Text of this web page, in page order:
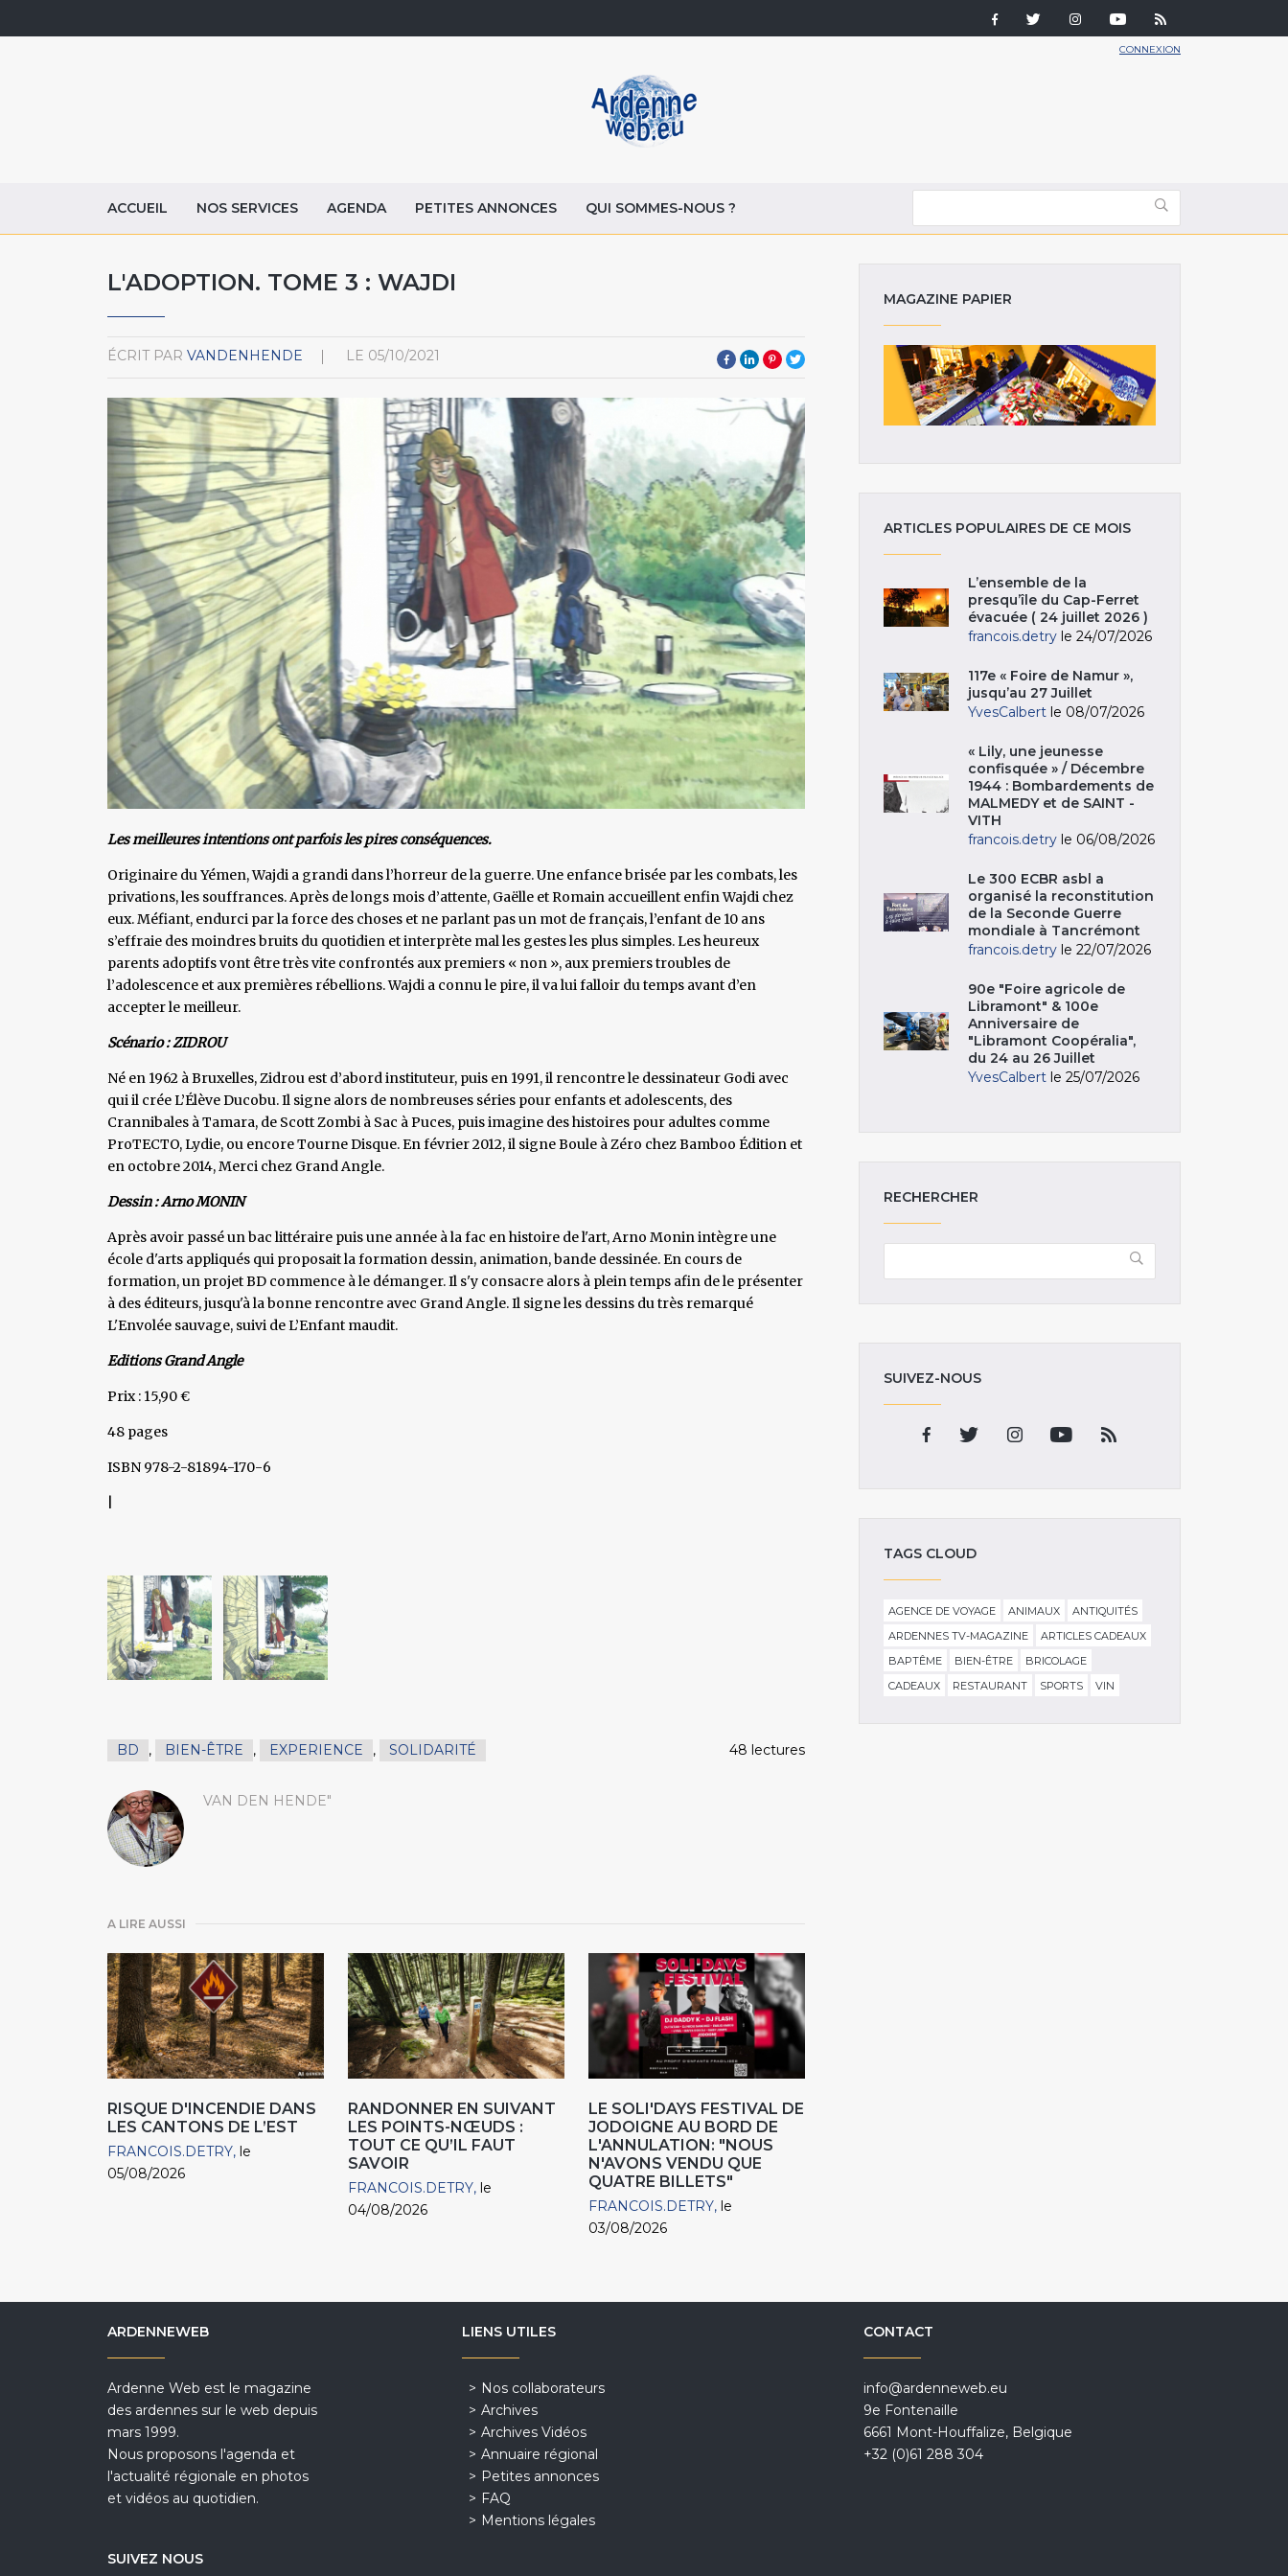
CONNEXION
ACCUEIL NOS SERVICES AGENDA PETITES ANNONCES QUI SOMMES-NOUS ?
L'ADOPTION. TOME 3 : WAJDI
ÉCRIT PAR VANDENHENDE LE 05/10/2021
Les meilleures intentions ont parfois les pires conséquences.
Originaire du Yémen, Wajdi a grandi dans l’horreur de la guerre. Une enfance brisée par les combats, les
privations, les souffrances. Après de longs mois d’attente, Gaëlle et Romain accueillent enfin Wajdi chez
eux. Méfiant, endurci par la force des choses et ne parlant pas un mot de français, l’enfant de 10 ans
s’effraie des moindres bruits du quotidien et interprète mal les gestes les plus simples. Les heureux
parents adoptifs vont être très vite confrontés aux premiers « non », aux premiers troubles de
l’adolescence et aux premières rébellions. Wajdi a connu le pire, il va lui falloir du temps avant d’en
accepter le meilleur.
Scénario : ZIDROU
Né en 1962 à Bruxelles, Zidrou est d’abord instituteur, puis en 1991, il rencontre le dessinateur Godi avec
qui il crée L’Élève Ducobu. Il signe alors de nombreuses séries pour enfants et adolescents, des
Crannibales à Tamara, de Scott Zombi à Sac à Puces, puis imagine des histoires pour adultes comme
ProTECTO, Lydie, ou encore Tourne Disque. En février 2012, il signe Boule à Zéro chez Bamboo Édition et
en octobre 2014, Merci chez Grand Angle.
Dessin : Arno MONIN
Après avoir passé un bac littéraire puis une année à la fac en histoire de l'art, Arno Monin intègre une
école d'arts appliqués qui proposait la formation dessin, animation, bande dessinée. En cours de
formation, un projet BD commence à le démanger. Il s'y consacre alors à plein temps afin de le présenter
à des éditeurs, jusqu'à la bonne rencontre avec Grand Angle. Il signe les dessins du très remarqué
L'Envolée sauvage, suivi de L’Enfant maudit.
Editions Grand Angle
Prix : 15,90 €
48 pages
ISBN 978-2-81894-170-6
BD , BIEN-ÊTRE , EXPERIENCE , SOLIDARITÉ 48 lectures
VAN DEN HENDE"
A LIRE AUSSI
RISQUE D'INCENDIE DANS
LES CANTONS DE L’EST
FRANCOIS.DETRY le
05/08/2026
RANDONNER EN SUIVANT
LES POINTS-NŒUDS :
TOUT CE QU’IL FAUT
SAVOIR
FRANCOIS.DETRY le
04/08/2026
LE SOLI'DAYS FESTIVAL DE
JODOIGNE AU BORD DE
L'ANNULATION: "NOUS
N'AVONS VENDU QUE
QUATRE BILLETS"
FRANCOIS.DETRY le
03/08/2026
MAGAZINE PAPIER
ARTICLES POPULAIRES DE CE MOIS
L’ensemble de la
presqu’île du Cap-Ferret
évacuée ( 24 juillet 2026 )
francois.detry le 24/07/2026
117e « Foire de Namur »,
jusqu’au 27 Juillet
YvesCalbert le 08/07/2026
« Lily, une jeunesse
confisquée » / Décembre
1944 : Bombardements de
MALMEDY et de SAINT -
VITH
francois.detry le 06/08/2026
Le 300 ECBR asbl a
organisé la reconstitution
de la Seconde Guerre
mondiale à Tancrémont
francois.detry le 22/07/2026
90e "Foire agricole de
Libramont" & 100e
Anniversaire de
"Libramont Coopéralia",
du 24 au 26 Juillet
YvesCalbert le 25/07/2026
RECHERCHER
SUIVEZ-NOUS
TAGS CLOUD
AGENCE DE VOYAGE ANIMAUX
ANTIQUITÉS
ARDENNES TV-MAGAZINE
ARTICLES CADEAUX
BAPTÊME
BIEN-ÊTRE
BRICOLAGE
CADEAUX
RESTAURANT SPORTS VIN
ARDENNEWEB
Ardenne Web est le magazine
des ardennes sur le web depuis
mars 1999.
Nous proposons l'agenda et
l'actualité régionale en photos
et vidéos au quotidien.
SUIVEZ NOUS
LIENS UTILES
Nos collaborateurs
Archives
Archives Vidéos
Annuaire régional
Petites annonces
FAQ
Mentions légales
CONTACT
info@ardenneweb.eu
9e Fontenaille
6661 Mont-Houffalize, Belgique
+32 (0)61 288 304